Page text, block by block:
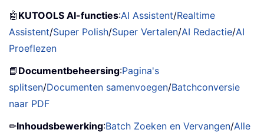
🤖 KUTOOLS AI-functies:AI Assistent/Realtime
Assistent/Super Polish/Super Vertalen/AI Redactie/AI
Proeflezen
📘 Documentbeheersing:Pagina's
splitsen/Documenten samenvoegen/Batchconversie
naar PDF
✏Inhoudsbewerking:Batch Zoeken en Vervangen/Alle